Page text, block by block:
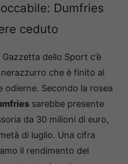
Dumfries
ceduto
dello Sport c’è
che è finito al
odierne. Secondo la rosea
sarebbe presente
da 30 milioni di euro,
di luglio. Una cifra
il rendimento del